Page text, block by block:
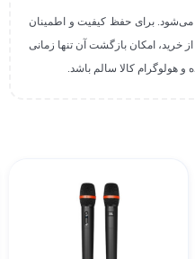
برای حفظ کیفیت و اطمینان
خرید، امکان بازگشت آن تنها زمانی
و هولوگرام کالا سالم باشد.